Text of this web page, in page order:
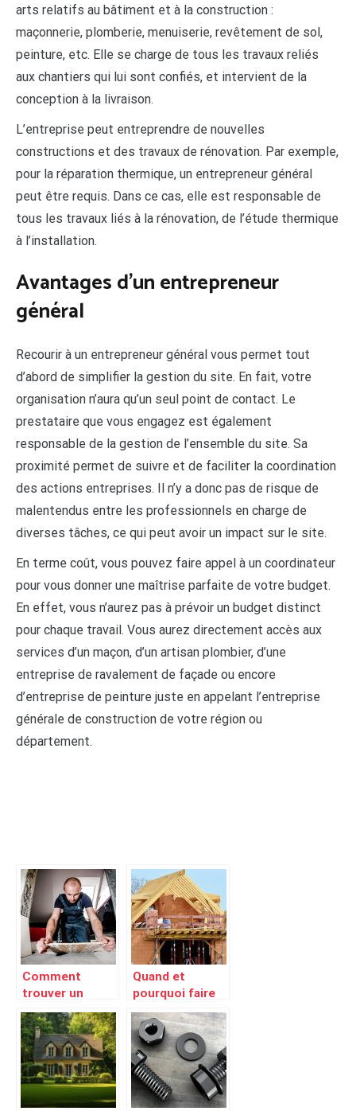
arts relatifs au bâtiment et à la construction :
maçonnerie, plomberie, menuiserie, revêtement de sol,
peinture, etc. Elle se charge de tous les travaux reliés
aux chantiers qui lui sont confiés, et intervient de la
conception à la livraison.
L’entreprise peut entreprendre de nouvelles
constructions et des travaux de rénovation. Par exemple,
pour la réparation thermique, un entrepreneur général
peut être requis. Dans ce cas, elle est responsable de
tous les travaux liés à la rénovation, de l’étude thermique
à l’installation.
Avantages d’un entrepreneur
général
Recourir à un entrepreneur général vous permet tout
d’abord de simplifier la gestion du site. En fait, votre
organisation n’aura qu’un seul point de contact. Le
prestataire que vous engagez est également
responsable de la gestion de l’ensemble du site. Sa
proximité permet de suivre et de faciliter la coordination
des actions entreprises. Il n’y a donc pas de risque de
malentendus entre les professionnels en charge de
diverses tâches, ce qui peut avoir un impact sur le site.
En terme coût, vous pouvez faire appel à un coordinateur
pour vous donner une maîtrise parfaite de votre budget.
En effet, vous n’aurez pas à prévoir un budget distinct
pour chaque travail. Vous aurez directement accès aux
services d’un maçon, d’un artisan plombier, d’une
entreprise de ravalement de façade ou encore
d’entreprise de peinture juste en appelant l’entreprise
générale de construction de votre région ou
département.
Comment
trouver un
artisan sérieux
pour ses
travaux ?
Quand et
pourquoi faire
appel à une
entreprise
générale du
bâtiment ?